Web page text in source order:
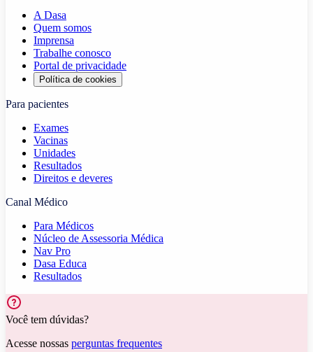
A Dasa
Quem somos
Imprensa
Trabalhe conosco
Portal de privacidade
Política de cookies
Para pacientes
Exames
Vacinas
Unidades
Resultados
Direitos e deveres
Canal Médico
Para Médicos
Núcleo de Assessoria Médica
Nav Pro
Dasa Educa
Resultados
Você tem dúvidas?
Acesse nossas perguntas frequentes